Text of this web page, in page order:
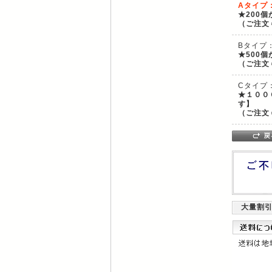
Aタイプ
★200個
（ご注
Bタイプ
★500個
（ご注
Cタイプ
★１００
す】
（ご注
大量割